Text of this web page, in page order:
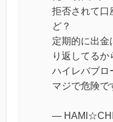
拒否されて口
ど？
定期的に出金
り返してる
ハイレバブロ
マジで危険で
—